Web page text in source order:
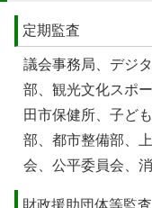
定期監査
議会事務局、デジ
部、観光文化スポ
田市保健所、子ど
部、都市整備部、
会、公平委員会、
財政援助団体等監査